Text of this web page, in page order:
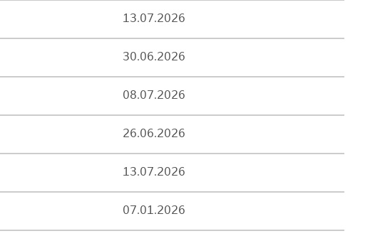
13.07.2026
30.06.2026
08.07.2026
26.06.2026
13.07.2026
07.01.2026